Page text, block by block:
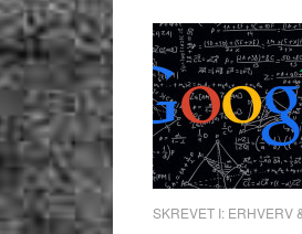
SKREVET I: ERHVERV